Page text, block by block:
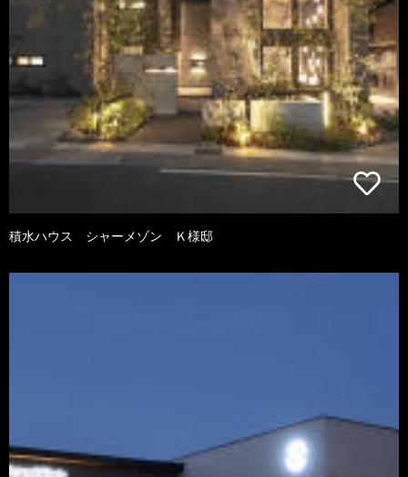
積水ハウス シャーメゾン Ｋ様邸